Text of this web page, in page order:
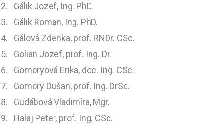
Gálik Jozef, Ing. PhD.
Gálik Roman, Ing. PhD.
Gálová Zdenka, prof. RNDr. CSc.
Golian Jozef, prof. Ing. Dr.
Gömöryová Erika, doc. Ing. CSc.
Gömöry Dušan, prof. Ing. DrSc.
Gudábová Vladimíra, Mgr.
Halaj Peter, prof. Ing. CSc.